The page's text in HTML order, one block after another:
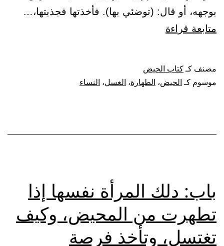
بوجهه، أو قال: (توضئي بها). فأخذتها فجذبتها،…
متابعة قراءة
المحيض.
مصنف كـكتاب الحيض
موسوم كـ الحيض، الطهارة، الغسل، النساء
باب: دلك المرأة نفسها إذا
تطهرت من المحيض، وكيف
تغتسل، وتأخذ فرصة